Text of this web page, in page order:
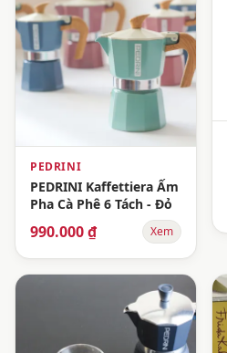
PEDRINI
PEDRINI Kaffettiera Ấm
Pha Cà Phê 6 Tách - Đỏ
990.000 ₫ Xem